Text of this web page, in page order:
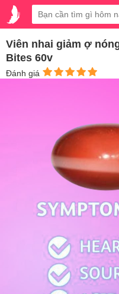
Viên nhai giảm ợ
Bites 60v
Đánh giá